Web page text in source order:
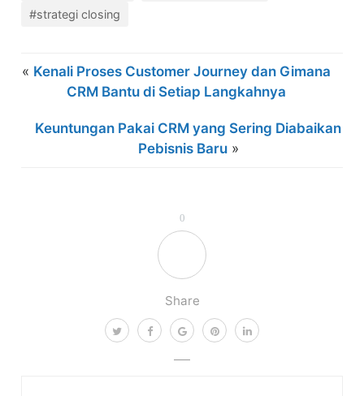
0
Share
#strategi closing
« Kenali Proses Customer Journey dan Gimana
CRM Bantu di Setiap Langkahnya
Keuntungan Pakai CRM yang Sering Diabaikan
Pebisnis Baru»